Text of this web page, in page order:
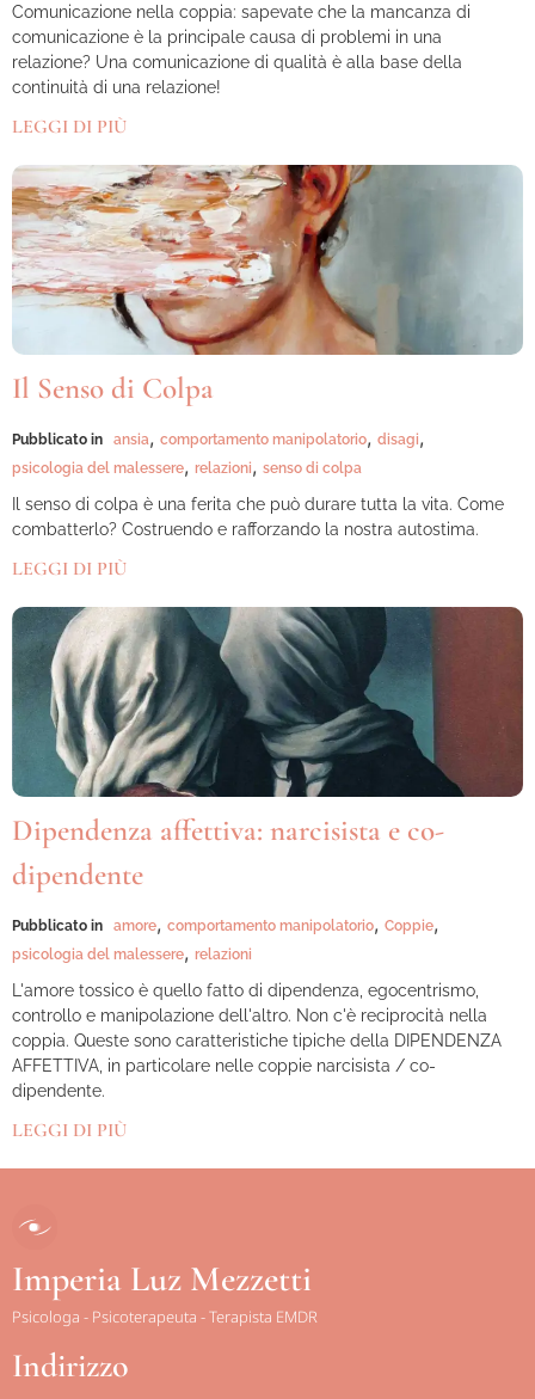
Comunicazione nella coppia: sapevate che la mancanza di
comunicazione è la principale causa di problemi in una
relazione? Una comunicazione di qualità è alla base della
continuità di una relazione!
LEGGI DI PIÙ
Il Senso di Colpa
Pubblicato in ansia, comportamento manipolatorio, disagi,
psicologia del malessere, relazioni, senso di colpa
Il senso di colpa è una ferita che può durare tutta la vita. Come
combatterlo? Costruendo e rafforzando la nostra autostima.
LEGGI DI PIÙ
Dipendenza affettiva: narcisista e co-
dipendente
Pubblicato in amore, comportamento manipolatorio, Coppie,
psicologia del malessere, relazioni
L'amore tossico è quello fatto di dipendenza, egocentrismo,
controllo e manipolazione dell'altro. Non c'è reciprocità nella
coppia. Queste sono caratteristiche tipiche della DIPENDENZA
AFFETTIVA, in particolare nelle coppie narcisista / co-
dipendente.
LEGGI DI PIÙ
Imperia Luz Mezzetti
Psicologa - Psicoterapeuta - Terapista EMDR
Indirizzo